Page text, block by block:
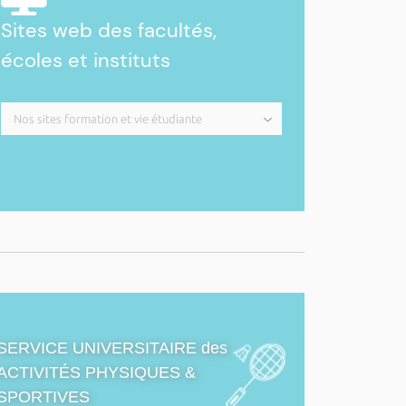
Sites web des facultés,
écoles et instituts
UNIVERSITAIRE des
PHYSIQUES &